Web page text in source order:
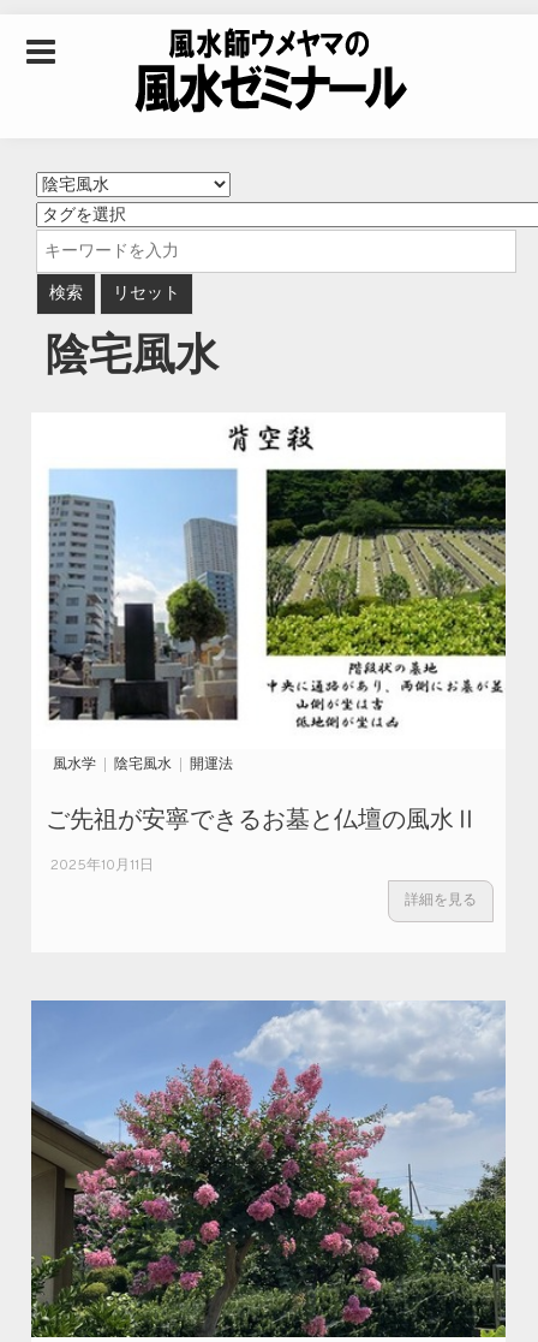
風水師ウメヤマの風
水ゼミナール｜風水
学・四柱推命学・易
学を合わせた立命講
座
陰宅風水
風水学 陰宅風水 開運法
ご先祖が安寧できるお墓と仏壇の風水Ⅱ
2025年10月11日
詳細を見る